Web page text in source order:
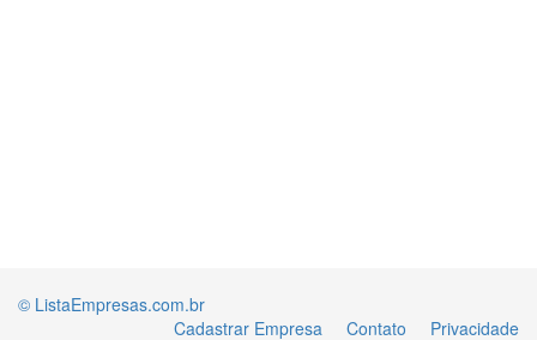
© ListaEmpresas.com.br
Cadastrar Empresa
Contato Privacidade